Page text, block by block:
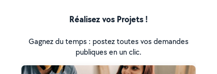
Réalisez vos Projets !
Gagnez du temps : postez toutes vos demandes
publiques en un clic.